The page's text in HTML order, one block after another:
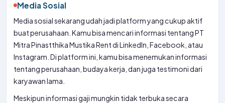
Media Sosial
Media sosial sekarang udah jadi platform yang cukup aktif
buat perusahaan. Kamu bisa mencari informasi tentang PT
Mitra Pinastthika Mustika Rent di LinkedIn, Facebook, atau
Instagram. Di platform ini, kamu bisa menemukan informasi
tentang perusahaan, budaya kerja, dan juga testimoni dari
karyawan lama.
Meskipun informasi gaji mungkin tidak terbuka secara